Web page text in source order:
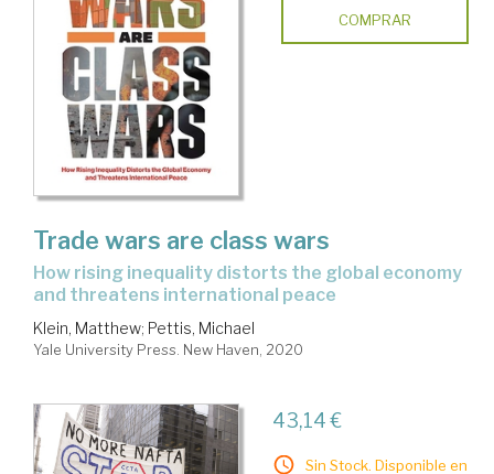
COMPRAR
Trade wars are class wars
how rising inequality distorts the global economy
and threatens international peace
Klein, Matthew; Pettis, Michael
Yale University Press. New Haven, 2020
43,14 €
Sin Stock. Disponible en